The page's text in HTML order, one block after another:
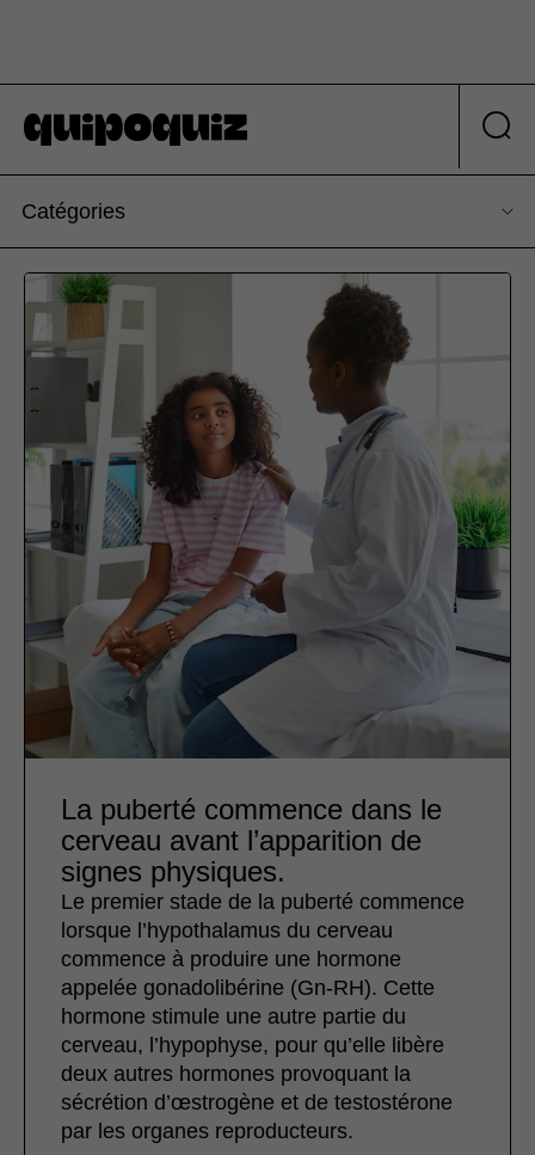
Catégories
La puberté commence dans le
cerveau avant l’apparition de
signes physiques.
Le premier stade de la puberté commence
lorsque l’hypothalamus du cerveau
commence à produire une hormone
appelée gonadolibérine (Gn-RH). Cette
hormone stimule une autre partie du
cerveau, l’hypophyse, pour qu’elle libère
deux autres hormones provoquant la
sécrétion d’œstrogène et de testostérone
par les organes reproducteurs.